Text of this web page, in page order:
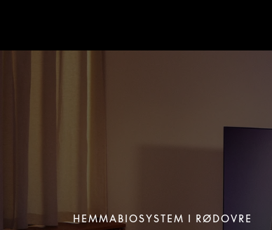
HEMMABIOSYSTEM I RØDOVRE